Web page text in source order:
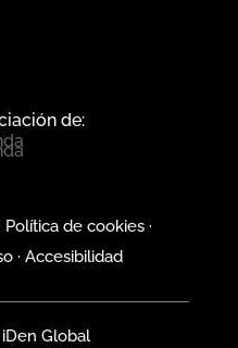
de:
Política de cookies ·
·Accesibilidad
Global